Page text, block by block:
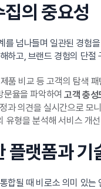
의 중요성
를 넘나들며 일관된 경험
하고, 브랜드 경험의 단
품 비교 등 고객의 탐색
문율을 파악하여고객 충성
과 의견을 실시간으로 모
유형을 분석해 서비스 개
플랫폼과 기
합될 때 비로소 의미 있는